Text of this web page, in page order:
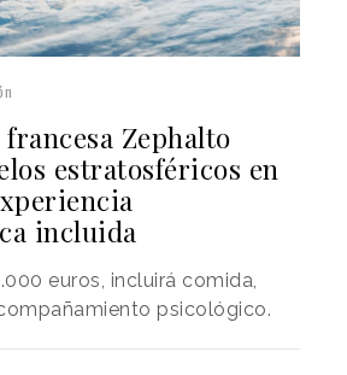
Zephalto
estratosféricos en
incluida
euros, incluirá comida,
psicológico.